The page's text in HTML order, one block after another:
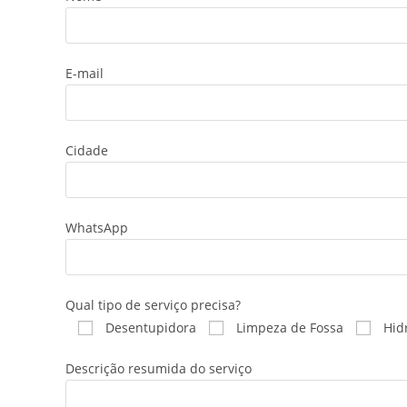
E-mail
Cidade
WhatsApp
Qual tipo de serviço precisa?
Desentupidora
Limpeza de Fossa
Descrição resumida do serviço